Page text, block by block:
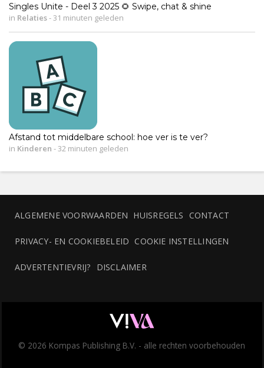
Singles Unite - Deel 3 2025 🌻 Swipe, chat & shine
in Relaties- 31 minuten geleden
Afstand tot middelbare school: hoe ver is te ver?
in Kinderen - 32 minuten geleden
ALGEMENE VOORWAARDEN HUISREGELS CONTACT
PRIVACY- EN COOKIEBELEID COOKIE INSTELLINGEN
ADVERTENTIEVRIJ? DISCLAIMER
© 2026 Kompas Publishing B.V. - alle rechten voorbehouden